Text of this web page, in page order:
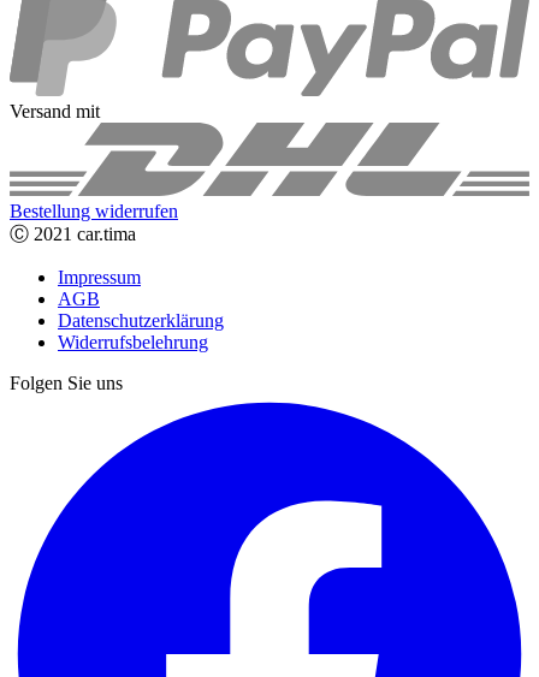
Versand mit
Bestellung widerrufen
Ⓒ 2021 car.tima
Impressum
AGB
Datenschutzerklärung
Widerrufsbelehrung
Folgen Sie uns